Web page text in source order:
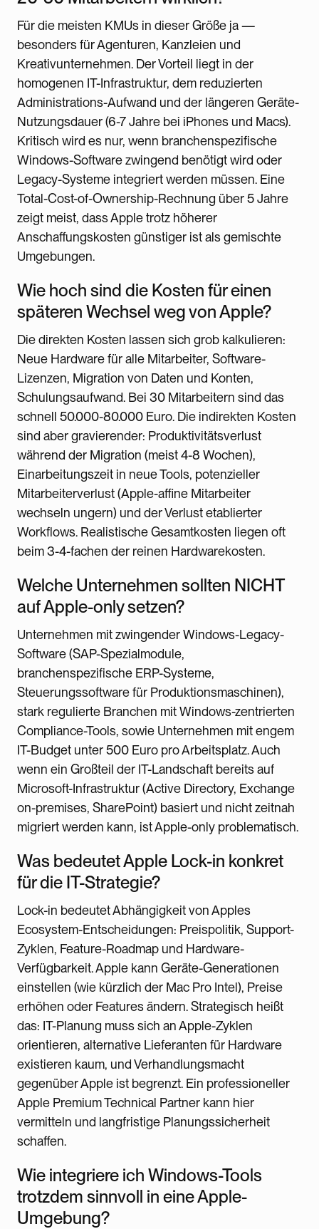
Für die meisten KMUs in dieser Größe ja —
besonders für Agenturen, Kanzleien und
Kreativunternehmen. Der Vorteil liegt in der
homogenen IT-Infrastruktur, dem reduzierten
Administrations-Aufwand und der längeren Geräte-
Nutzungsdauer (6-7 Jahre bei iPhones und Macs).
Kritisch wird es nur, wenn branchenspezifische
Windows-Software zwingend benötigt wird oder
Legacy-Systeme integriert werden müssen. Eine
Total-Cost-of-Ownership-Rechnung über 5 Jahre
zeigt meist, dass Apple trotz höherer
Anschaffungskosten günstiger ist als gemischte
Umgebungen.
Wie hoch sind die Kosten für einen
späteren Wechsel weg von Apple?
Die direkten Kosten lassen sich grob kalkulieren:
Neue Hardware für alle Mitarbeiter, Software-
Lizenzen, Migration von Daten und Konten,
Schulungsaufwand. Bei 30 Mitarbeitern sind das
schnell 50.000-80.000 Euro. Die indirekten Kosten
sind aber gravierender: Produktivitätsverlust
während der Migration (meist 4-8 Wochen),
Einarbeitungszeit in neue Tools, potenzieller
Mitarbeiterverlust (Apple-affine Mitarbeiter
wechseln ungern) und der Verlust etablierter
Workflows. Realistische Gesamtkosten liegen oft
beim 3-4-fachen der reinen Hardwarekosten.
Welche Unternehmen sollten NICHT
auf Apple-only setzen?
Unternehmen mit zwingender Windows-Legacy-
Software (SAP-Spezialmodule,
branchenspezifische ERP-Systeme,
Steuerungssoftware für Produktionsmaschinen),
stark regulierte Branchen mit Windows-zentrierten
Compliance-Tools, sowie Unternehmen mit engem
IT-Budget unter 500 Euro pro Arbeitsplatz. Auch
wenn ein Großteil der IT-Landschaft bereits auf
Microsoft-Infrastruktur (Active Directory, Exchange
on-premises, SharePoint) basiert und nicht zeitnah
migriert werden kann, ist Apple-only problematisch.
Was bedeutet Apple Lock-in konkret
für die IT-Strategie?
Lock-in bedeutet Abhängigkeit von Apples
Ecosystem-Entscheidungen: Preispolitik, Support-
Zyklen, Feature-Roadmap und Hardware-
Verfügbarkeit. Apple kann Geräte-Generationen
einstellen (wie kürzlich der Mac Pro Intel), Preise
erhöhen oder Features ändern. Strategisch heißt
das: IT-Planung muss sich an Apple-Zyklen
orientieren, alternative Lieferanten für Hardware
existieren kaum, und Verhandlungsmacht
gegenüber Apple ist begrenzt. Ein professioneller
Apple Premium Technical Partner kann hier
vermitteln und langfristige Planungssicherheit
schaffen.
Wie integriere ich Windows-Tools
trotzdem sinnvoll in eine Apple-
Umgebung?